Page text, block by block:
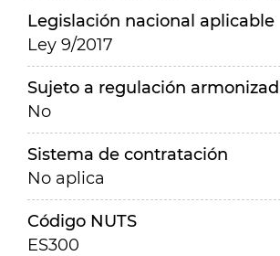
Legislación nacional aplicable
Ley 9/2017
Sujeto a regulación
No
Sistema de contratación
No aplica
Código NUTS
ES300